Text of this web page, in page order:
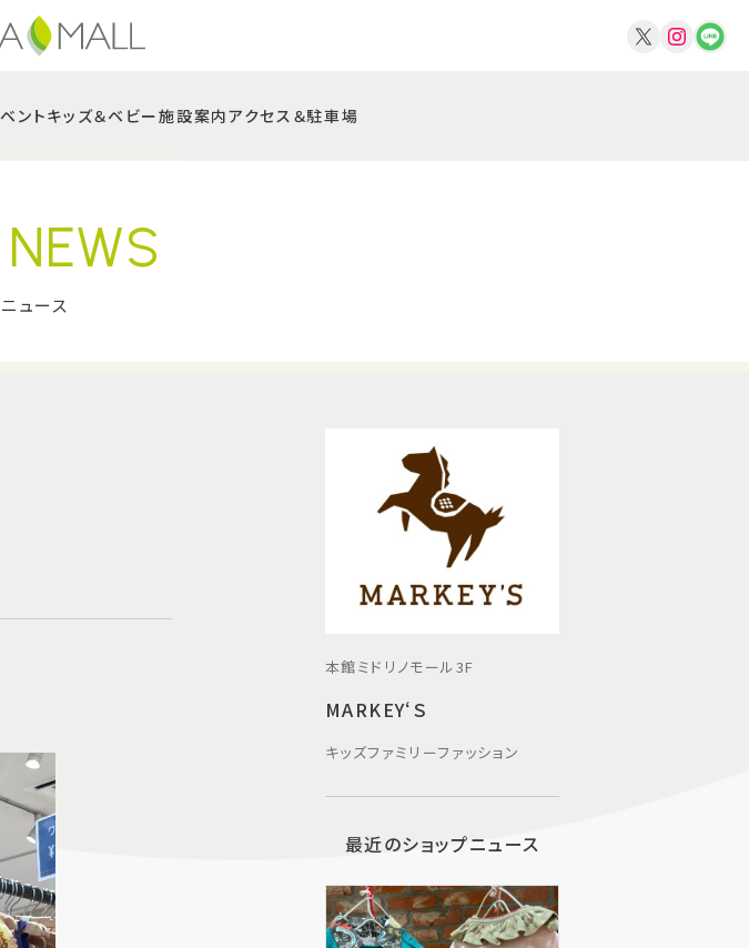
ントキッズ＆ベビー施設案内アクセス＆駐車場
ュース
本館ミドリノモール3F
MARKEY‘Ｓ
キッズファミリーファッション
最近のショップニュース